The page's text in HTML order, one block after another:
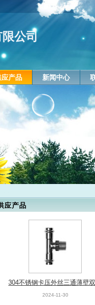
公司
应产品 新闻中心
应产品
304不锈钢卡压外丝三通薄壁
压外螺纹转换接头饮用水管
2024-11-30